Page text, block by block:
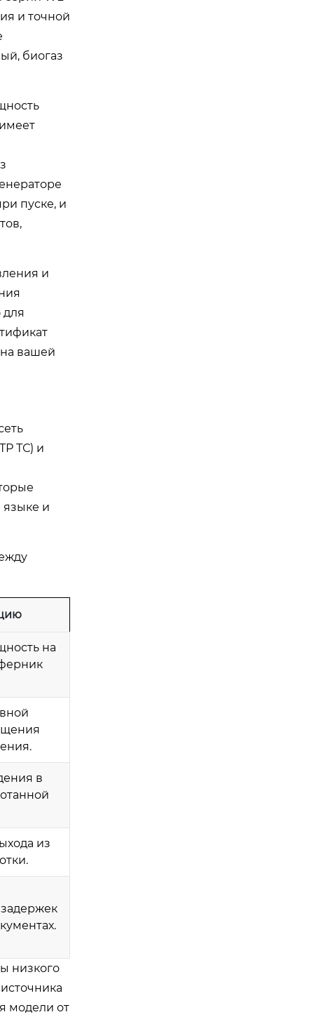
и точной
биогаз
пуске, и
и
для
на вашей
ТС) и
языке и
на
в
из
низкого
модели от